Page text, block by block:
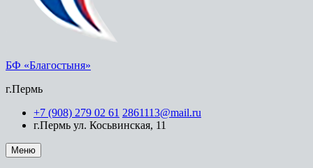
БФ «Благостыня»
г.Пермь
+7 (908) 279 02 61 2861113@mail.ru
г.Пермь ул. Косьвинская, 11
Меню